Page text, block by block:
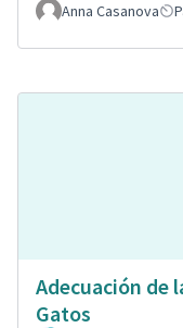
Anna Casanova
Adecuación de
Gatos